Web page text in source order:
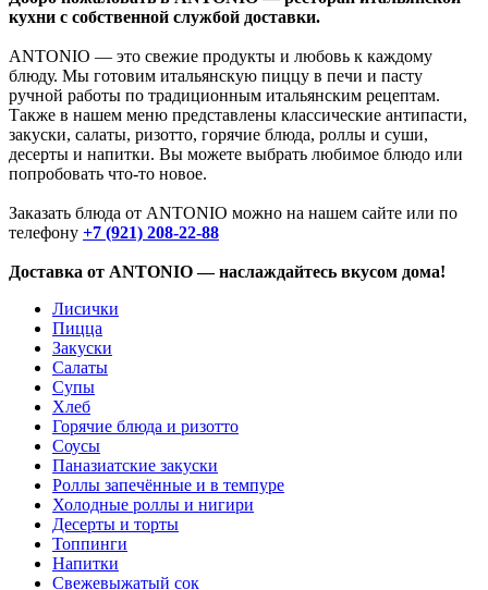
кухни с собственной службой доставки.
ANTONIO — это свежие продукты и любовь к каждому
блюду. Мы готовим итальянскую пиццу в печи и пасту
ручной работы по традиционным итальянским рецептам.
Также в нашем меню представлены классические антипасти,
закуски, салаты, ризотто, горячие блюда, роллы и суши,
десерты и напитки. Вы можете выбрать любимое блюдо или
попробовать что-то новое.
Заказать блюда от ANTONIO можно на нашем сайте или по
телефону +7 (921) 208-22-88
Доставка от ANTONIO — наслаждайтесь вкусом дома!
Лисички
Пицца
Закуски
Салаты
Супы
Хлеб
Горячие блюда и ризотто
Соусы
Паназиатские закуски
Роллы запечённые и в темпуре
Холодные роллы и нигири
Десерты и торты
Топпинги
Напитки
Свежевыжатый сок